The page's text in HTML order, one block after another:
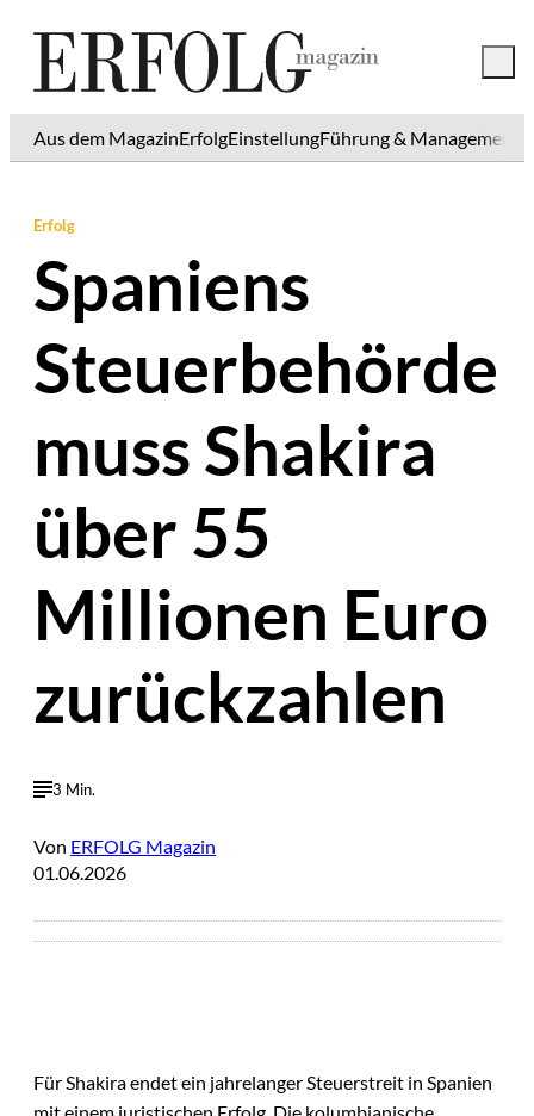
Aus dem MagazinErfolgEinstellungFührung & Management
Erfolg
Spaniens
Steuerbehörde
muss Shakira
über 55
Millionen Euro
zurückzahlen
3 Min.
Von ERFOLG Magazin
01.06.2026
Für Shakira endet ein jahrelanger Steuerstreit in Spanien